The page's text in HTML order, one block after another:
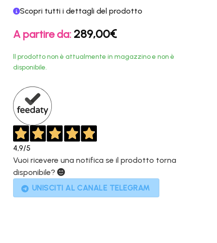
Scopri tutti i dettagli del prodotto
A partire da: 289,00€
Il prodotto non è attualmente in magazzino e non è
disponibile.
4,9/5
Vuoi ricevere una notifica se il prodotto torna
disponibile?
UNISCITI AL CANALE TELEGRAM